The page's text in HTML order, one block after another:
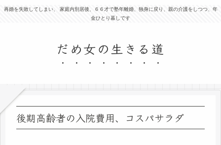
再婚を失敗してしまい、 家庭内別居後、６６才で塾年離婚、独身に戻り、親の介護をしつつ、年
金ひとり暮しです
だめ女の生きる道
後期高齢者の入院費用、コスパサラダ